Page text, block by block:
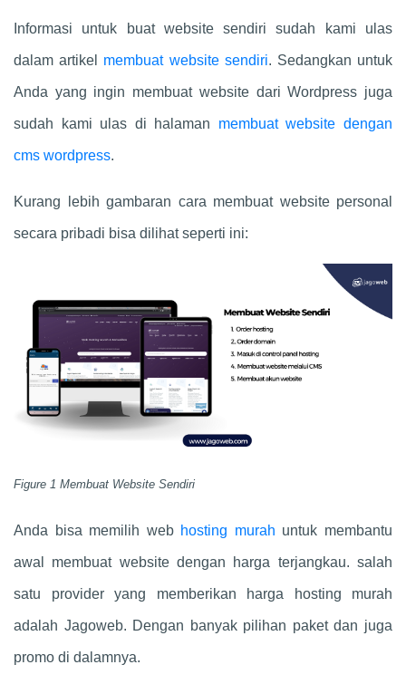
Informasi untuk buat website sendiri sudah kami ulas
dalam artikel membuat website sendiri. Sedangkan untuk
Anda yang ingin membuat website dari Wordpress juga
sudah kami ulas di halaman membuat website dengan
cms wordpress.
Kurang lebih gambaran cara membuat website personal
secara pribadi bisa dilihat seperti ini:
Figure 1 Membuat Website Sendiri
Anda bisa memilih webhosting murah untuk membantu
awal membuat website dengan harga terjangkau. salah
satu provider yang memberikan harga hosting murah
adalah Jagoweb. Dengan banyak pilihan paket dan juga
promo di dalamnya.